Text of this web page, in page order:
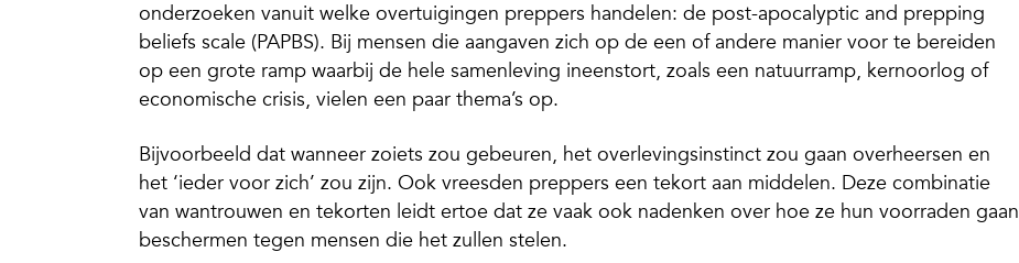
onderzoeken vanuit welke overtuigingen preppers handelen: de post-apocalyptic and prepping
beliefs scale (PAPBS). Bij mensen die aangaven zich op de een of andere manier voor te bereiden
op een grote ramp waarbij de hele samenleving ineenstort, zoals een natuurramp, kernoorlog of
economische crisis, vielen een paar thema’s op.
Bijvoorbeeld dat wanneer zoiets zou gebeuren, het overlevingsinstinct zou gaan overheersen en
het ‘ieder voor zich’ zou zijn. Ook vreesden preppers een tekort aan middelen. Deze combinatie
van wantrouwen en tekorten leidt ertoe dat ze vaak ook nadenken over hoe ze hun voorraden gaan
beschermen tegen mensen die het zullen stelen.